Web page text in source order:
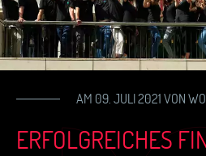
AM 09. JULI 2021 VON
ERFOLGREICHES